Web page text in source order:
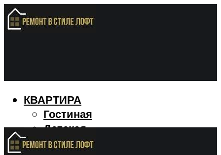
КВАРТИРА
Гостиная
Детская
Кухня